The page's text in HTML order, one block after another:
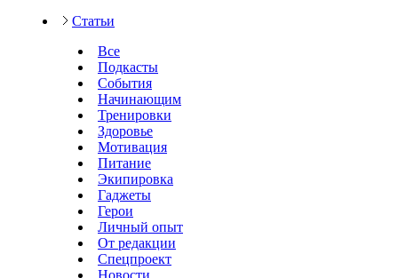
Статьи
Все
Подкасты
События
Начинающим
Тренировки
Здоровье
Мотивация
Питание
Экипировка
Гаджеты
Герои
Личный опыт
От редакции
Спецпроект
Новости